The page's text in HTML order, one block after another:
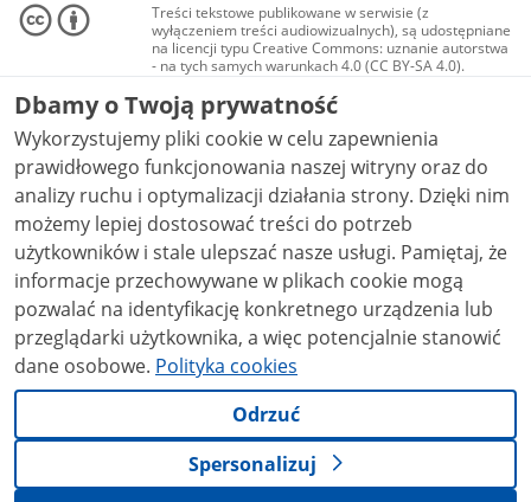
Treści tekstowe publikowane w serwisie (z
wyłączeniem treści audiowizualnych), są udostępniane
na licencji typu Creative Commons: uznanie autorstwa
- na tych samych warunkach 4.0 (CC BY-SA 4.0).
Materiały audiowizualne, w tym zdjęcia, materiały
audio i wideo, są udostępniane na licencji typu
Creative Commons: uznanie autorstwa użycie
niekomercyjne - bez utworów zależnych 4.0 (CC BY-
NC-ND 4.0), o ile nie jest to stwierdzone inaczej.
Dbamy o Twoją prywatność
Wykorzystujemy pliki cookie w celu zapewnienia
prawidłowego funkcjonowania naszej witryny oraz do
analizy ruchu i optymalizacji działania strony. Dzięki nim
możemy lepiej dostosować treści do potrzeb
użytkowników i stale ulepszać nasze usługi. Pamiętaj, że
informacje przechowywane w plikach cookie mogą
pozwalać na identyfikację konkretnego urządzenia lub
przeglądarki użytkownika, a więc potencjalnie stanowić
dane osobowe. Polityka cookies
Odrzuć
Spersonalizuj